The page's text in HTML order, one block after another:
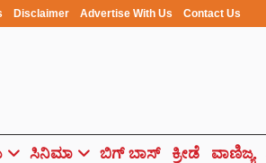
Disclaimer Advertise With Us Contact Us
ಸಿನಿಮಾ ಬಿಗ್ ಬಾಸ್ ಕ್ರೀಡೆ ವಾಣಿಜ್ಯ